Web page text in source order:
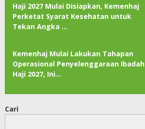
Haji 2027 Mulai Disiapkan, Kemenhaj
Perketat Syarat Kesehatan untuk
Tekan Angka …
Kemenhaj Mulai Lakukan Tahapan
Operasional Penyelenggaraan Ibadah
Haji 2027, Ini…
Cari